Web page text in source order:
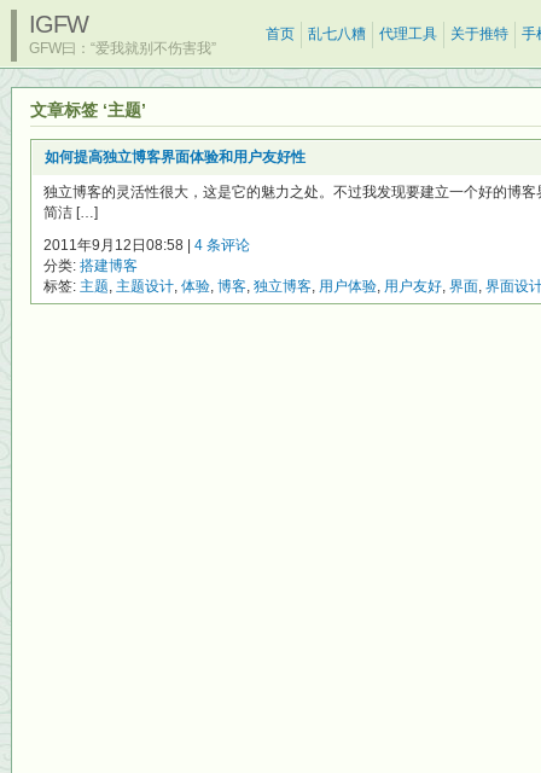
IGFW
GFW曰：“爱我就别不伤害我”
首页 乱七八糟 代理工具 关于推特 手
文章标签 ‘主题’
如何提高独立博客界面体验和用户友好性
独立博客的灵活性很大，这是它的魅力之处。不过我发现要建立一个好的博
简洁 […]
2011年9月12日08:58 | 4 条评论
分类: 搭建博客
标签: 主题, 主题设计, 体验, 博客, 独立博客, 用户体验, 用户友好, 界面, 界面设